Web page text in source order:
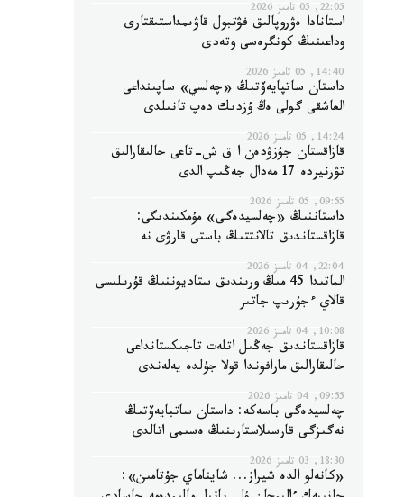
22:05, 05 تامىز 2026
استانادا ەۋروپالىق فۋتبول قاۋىمداستىقتارى
وداعىنىڭ كونگرەسى وتەدى
14:40, 05 تامىز 2026
داستان ساتپايەۆتىڭ «چەلسي» ساپىنداعى
العاشقى گولى ەڭ ۇزدىك دەپ تانىلدى
14:24, 05 تامىز 2026
قازاقستان جۇزۋدەن ا ق ش-تاعى حالىقارالىق
تۋرنيردە 17 مەدال جەڭىپ الدى
09:55, 05 تامىز 2026
داستاننىڭ «چەلسيدەگى» مۇمكىندىگى:
قازاقستاندىق تالانتتىڭ باستى قارۋى نە
22:04, 04 تامىز 2026
الماتىدا 45 مىڭ ورىندىق ستاديوننىڭ قۇرىلىسى
قالاي ءجۇرىپ جاتىر
10:08, 04 تامىز 2026
قازاقستاندىق جەڭىل اتلەت تاجىكستانداعى
حالىقارالىق مارافوندا قولا جۇلدە يەلەندى
09:55, 04 تامىز 2026
چەلسيدەگى باسەكە: داستان ساتبايەۆتىڭ
نەگىزگى قارسىلاستارىنىڭ ەسىمى اتالدى
18:30, 03 تامىز 2026
«كانەلو الدە شيراز... شايناماي جۇتامىن»: